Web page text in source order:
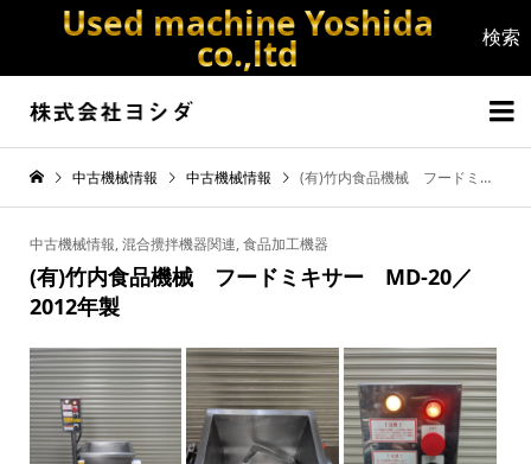
Used machine Yoshida
co.,ltd


中古機械情報 中古機械情報 (有)竹内食品機械 フードミキサー MD-20／2012年製
中古機械情報,混合攪拌機器関連,食品加工機器
(有)竹内食品機械 フードミキサー MD-20／
2012年製